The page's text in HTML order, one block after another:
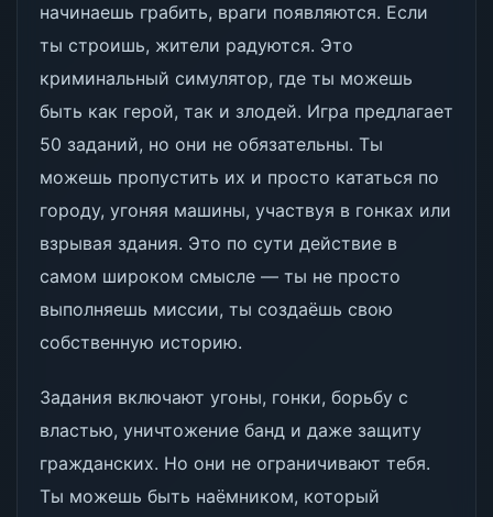
начинаешь грабить, враги появляются. Если
ты строишь, жители радуются. Это
криминальный симулятор, где ты можешь
быть как герой, так и злодей. Игра предлагает
50 заданий, но они не обязательны. Ты
можешь пропустить их и просто кататься по
городу, угоняя машины, участвуя в гонках или
взрывая здания. Это по сути действие в
самом широком смысле — ты не просто
выполняешь миссии, ты создаёшь свою
собственную историю.
Задания включают угоны, гонки, борьбу с
властью, уничтожение банд и даже защиту
гражданских. Но они не ограничивают тебя.
Ты можешь быть наёмником, который